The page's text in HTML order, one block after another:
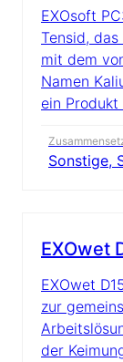
EXOsoft
Tensid,
mit dem
Namen
ein Produkt
Sonstige,
EXOwet
EXOwet
zur
der